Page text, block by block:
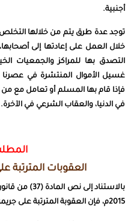
أجنبية.
توجد عدة طرق يتم من خلالها
خلال العمل على إعادتها إلى
التصدق بها للمراكز والجمعيات
غسيل الأموال المنتشرة في عصرنا
فإذا قام بها المسلم أو تعامل مع من
في الدنيا، والعقاب الشرعي في الآخرة.
العقوبات المترتبة
2015م، فإن العقوبة المترتبة على جريمة غسل الأموال هي كالتالي: